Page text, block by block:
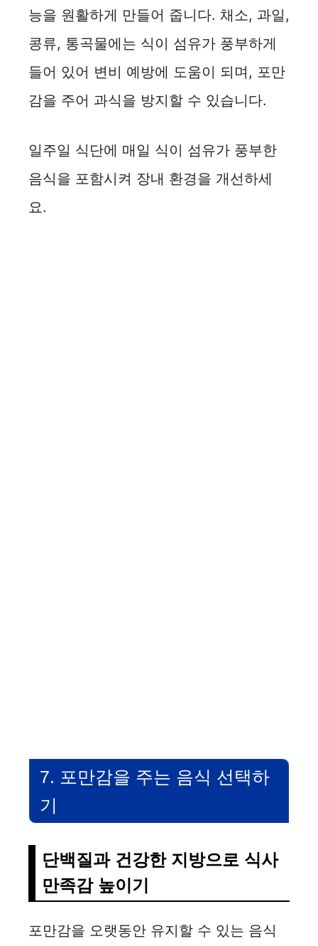
능을 원활하게 만들어 줍니다. 채소, 과일,
콩류, 통곡물에는 식이 섬유가 풍부하게
들어 있어 변비 예방에 도움이 되며, 포만
감을 주어 과식을 방지할 수 있습니다.
일주일 식단에 매일 식이 섬유가 풍부한
음식을 포함시켜 장내 환경을 개선하세
요.
7. 포만감을 주는 음식 선택하
기
단백질과 건강한 지방으로 식사
만족감 높이기
포만감을 오랫동안 유지할 수 있는 음식